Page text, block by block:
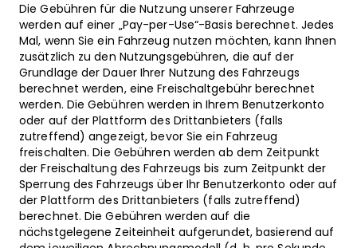
Die Gebühren für die Nutzung unserer Fahrzeuge
werden auf einer „Pay-per-Use“-Basis berechnet. Jedes
Mal, wenn Sie ein Fahrzeug nutzen möchten, kann Ihnen
zusätzlich zu den Nutzungsgebühren, die auf der
Grundlage der Dauer Ihrer Nutzung des Fahrzeugs
berechnet werden, eine Freischaltgebühr berechnet
werden. Die Gebühren werden in Ihrem Benutzerkonto
oder auf der Plattform des Drittanbieters (falls
zutreffend) angezeigt, bevor Sie ein Fahrzeug
freischalten. Die Gebühren werden ab dem Zeitpunkt
der Freischaltung des Fahrzeugs bis zum Zeitpunkt der
Sperrung des Fahrzeugs über Ihr Benutzerkonto oder auf
der Plattform des Drittanbieters (falls zutreffend)
berechnet. Die Gebühren werden auf die
nächstgelegene Zeiteinheit aufgerundet, basierend auf